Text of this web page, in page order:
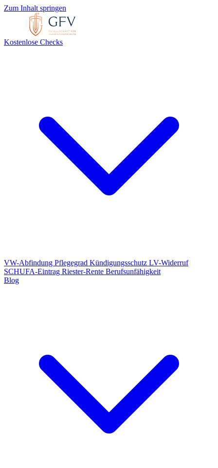
Zum Inhalt springen
Kostenlose Checks
VW-Abfindung Pflegegrad Kündigungsschutz LV-Widerruf
SCHUFA-Eintrag Riester-Rente Berufsunfähigkeit
Blog